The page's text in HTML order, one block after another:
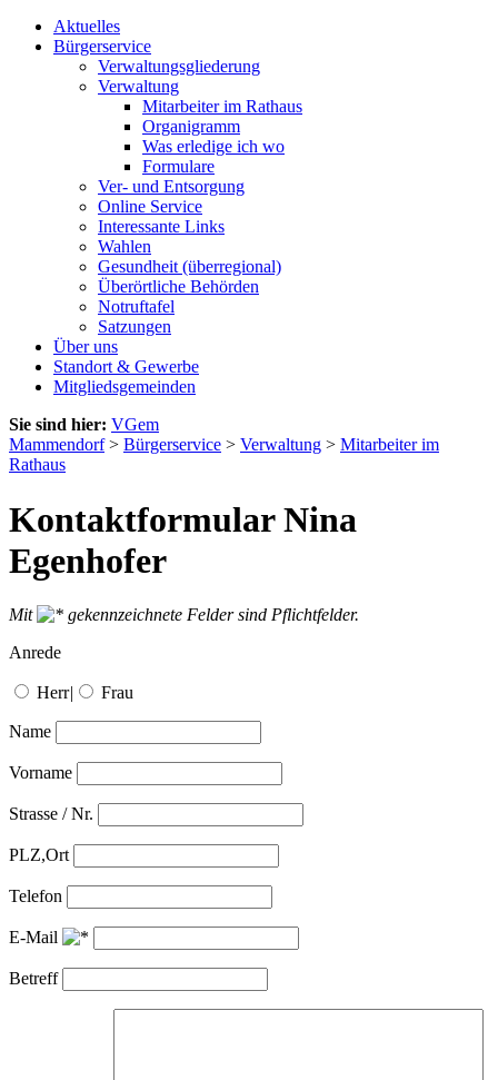
Aktuelles
Bürgerservice
Verwaltungsgliederung
Verwaltung
Mitarbeiter im Rathaus
Organigramm
Was erledige ich wo
Formulare
Ver- und Entsorgung
Online Service
Interessante Links
Wahlen
Gesundheit (überregional)
Überörtliche Behörden
Notruftafel
Satzungen
Über uns
Standort & Gewerbe
Mitgliedsgemeinden
Sie sind hier: VGem
Mammendorf> Bürgerservice > Verwaltung > Mitarbeiter im
Rathaus
Kontaktformular Nina
Egenhofer
Mit
gekennzeichnete Felder sind Pflichtfelder.
Anrede
Herr| Frau
Name
Vorname
Strasse / Nr.
PLZ,Ort
Telefon
E-Mail
Betreff